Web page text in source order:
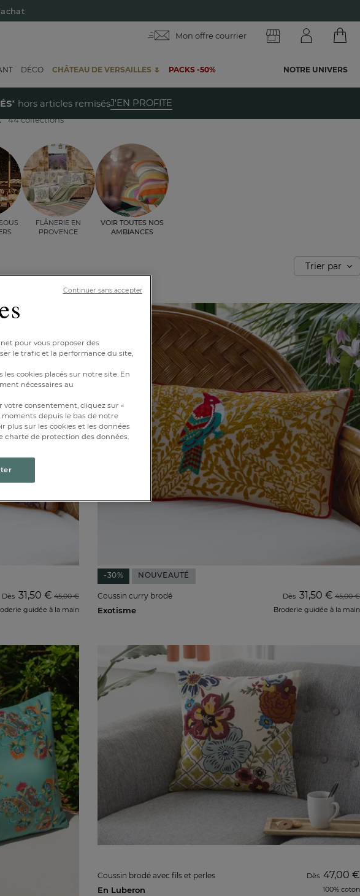
!
Alma
15€ ! Je découvre
!
Mon offre courrier
DÉCO CHÂTEAU DE VERSAILLES 🌷 PACKS -50% NOTRE UNIVERS
* hors articles remisésJ'EN PROFITE
44 collections
Flânerie en
Provence
Voir toutes nos
ambiances
Trier par
Dès 31,50 € 45,00 €
guidée à la main
-30% NOUVEAUTÉ
Coussin curry brodé
Exotisme
Dès 31,50 € 45,00 €
Broderie guidée à la main
Coussin brodé avec fils et perles
En Luberon
Dès 47,00 €
100% coton
pour vous proposer des
le trafic et la performance du site,
cookies placés sur notre site. En
nécessaires au
votre consentement, cliquez sur «
moments depuis le bas de notre
plus sur les cookies et les données
charte de protection des données.
Continuer sans accepter